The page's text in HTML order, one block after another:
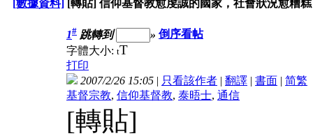
[數據資料] [轉貼] 信仰基督教愈虔誠的國家，社會狀況愈糟糕
1# 跳轉到 » 倒序看帖
字體大小: tT
打印
2007/2/26 15:05 | 只看該作者 | 翻譯 | 書面 | 简繁
基督宗教, 信仰基督教, 泰晤士, 通信
[轉貼]